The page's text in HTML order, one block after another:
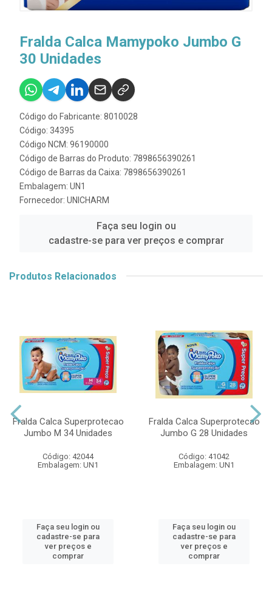
Fralda Calca Mamypoko Jumbo G
30 Unidades
Código do Fabricante: 8010028
Código: 34395
Código NCM: 96190000
Código de Barras do Produto: 7898656390261
Código de Barras da Caixa: 7898656390261
Embalagem: UN1
Fornecedor: UNICHARM
Faça seu login ou
cadastre-se para ver preços e comprar
Produtos Relacionados
Fralda Calca Superprotecao
Jumbo M 34 Unidades
Código: 42044
Embalagem: UN1
Faça seu login ou
cadastre-se para
ver preços e
comprar
Fralda Calca Superprotecao
Jumbo G 28 Unidades
Código: 41042
Embalagem: UN1
Faça seu login ou
cadastre-se para
ver preços e
comprar